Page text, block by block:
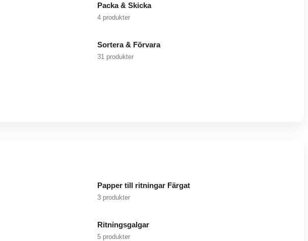
Packa & Skicka
4 produkter
Sortera & Förvara
31 produkter
Papper till ritningar Färgat
3 produkter
Ritningsgalgar
5 produkter